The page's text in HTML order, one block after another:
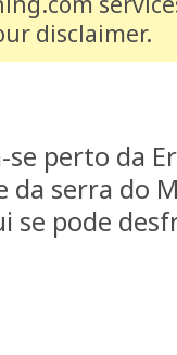
disclaimer.
perto da
da serra do
se pode